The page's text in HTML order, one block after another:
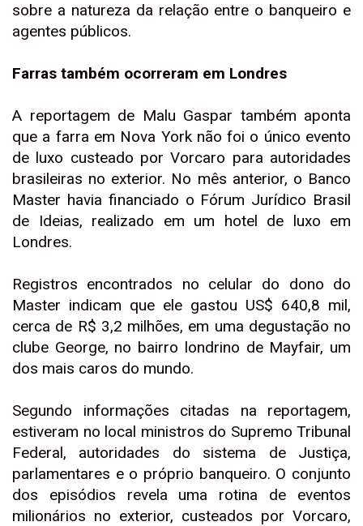
sobre a natureza da relação entre o banqueiro e
agentes públicos.
Farras também ocorreram em Londres
A reportagem de Malu Gaspar também aponta
que a farra em Nova York não foi o único evento
de luxo custeado por Vorcaro para autoridades
brasileiras no exterior. No mês anterior, o Banco
Master havia financiado o Fórum Jurídico Brasil
de Ideias, realizado em um hotel de luxo em
Londres.
Registros encontrados no celular do dono do
Master indicam que ele gastou US$ 640,8 mil,
cerca de R$ 3,2 milhões, em uma degustação no
clube George, no bairro londrino de Mayfair, um
dos mais caros do mundo.
Segundo informações citadas na reportagem,
estiveram no local ministros do Supremo Tribunal
Federal, autoridades do sistema de Justiça,
parlamentares e o próprio banqueiro. O conjunto
dos episódios revela uma rotina de eventos
milionários no exterior, custeados por Vorcaro,